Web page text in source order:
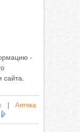
-
сайта.
Аптека